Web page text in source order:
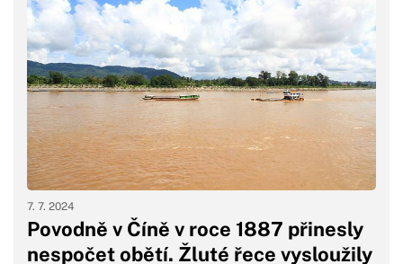
Povodně v Číně v roce 1887 přinesly
nespočet obětí. Žluté řece vysloužily
7. 7. 2024